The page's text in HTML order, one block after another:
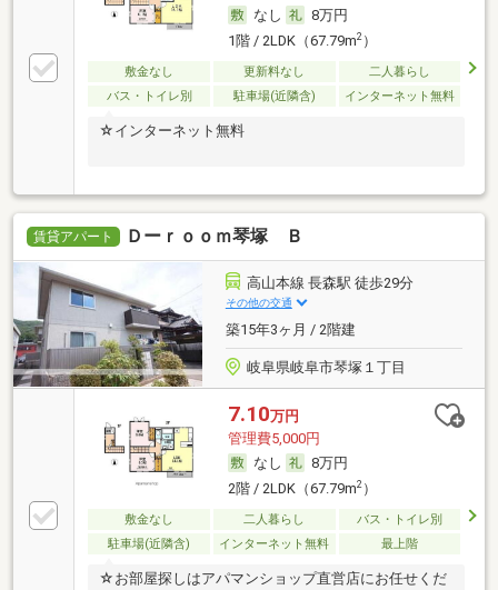
なし
8万円
1階 / 2LDK（67.79m2）
敷金なし 更新料なし
二人暮らし
バス・トイレ別
駐車場(近隣含) インターネット無料
☆インターネット無料
賃貸アパート Ｄーｒｏｏｍ琴塚 Ｂ
高山本線 長森駅 徒歩29分
その他の交通
築15年3ヶ月 / 2階建
岐阜県岐阜市琴塚１丁目
7.10万円
管理費5,000円
なし
8万円
2階 / 2LDK（67.79m2）
敷金なし 二人暮らし
バス・トイレ別
駐車場(近隣含)
インターネット無料 最上階
☆お部屋探しはアパマンショップ直営店にお任せくだ